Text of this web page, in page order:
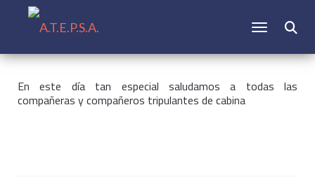
CAMBIAR
En este día tan especial saludamos a todas las
compañeras y compañeros tripulantes de cabina